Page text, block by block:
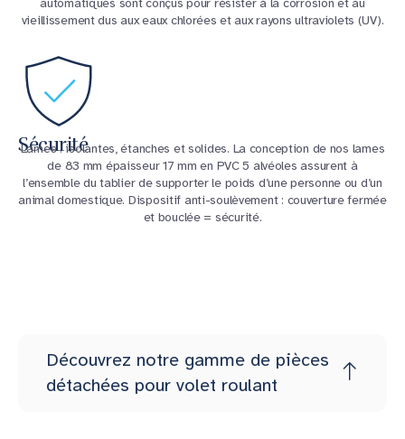
automatiques sont conçus pour résister à la corrosion et au
vieillissement dus aux eaux chlorées et aux rayons ultraviolets (UV).
Sécurité
Lames : isolantes, étanches et solides. La conception de nos lames
de 83 mm épaisseur 17 mm en PVC 5 alvéoles assurent à
l’ensemble du tablier de supporter le poids d’une personne ou d’un
animal domestique. Dispositif anti-soulèvement : couverture fermée
et bouclée = sécurité.
Découvrez notre gamme de pièces
détachées pour volet roulant